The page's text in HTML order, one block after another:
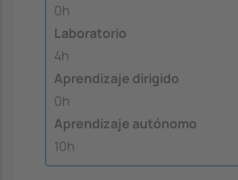
0h
Laboratorio
4h
Aprendizaje dirigido
0h
Aprendizaje autónomo
10h